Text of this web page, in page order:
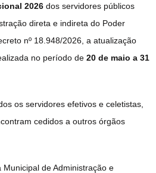
2026 dos servidores públicos
direta e indireta do Poder
nº 18.948/2026, a atualização
no período de 20 de maio a 31
os servidores efetivos e celetistas,
cedidos a outros órgãos
de Administração e